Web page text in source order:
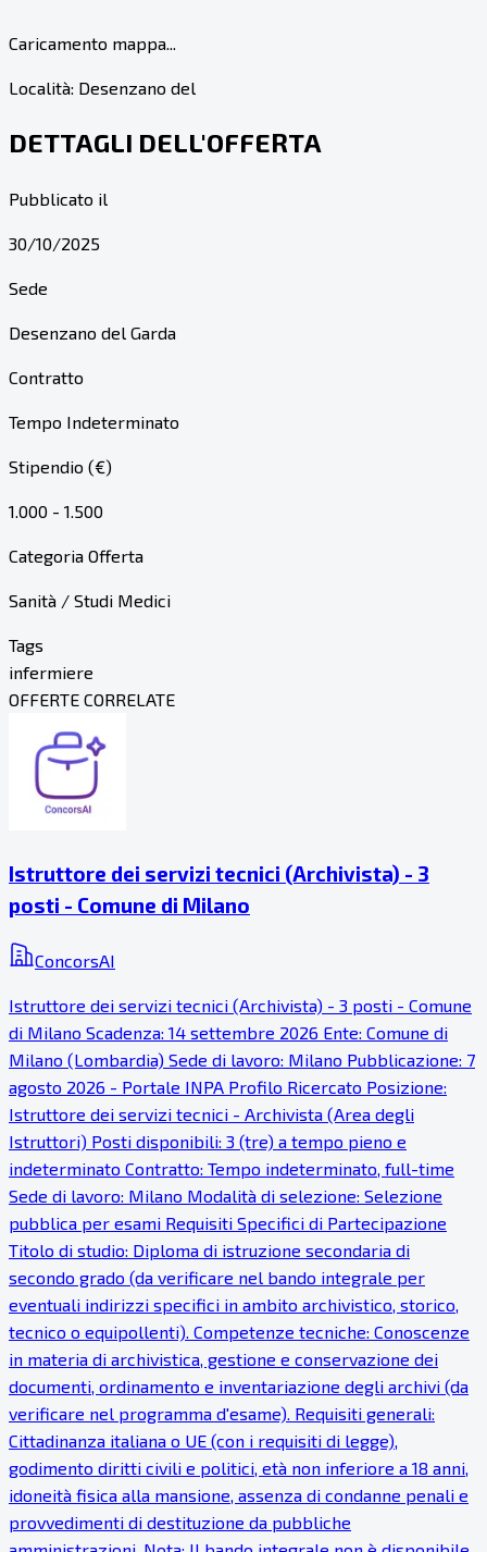
Caricamento mappa...
Località: Desenzano del
DETTAGLI DELL'OFFERTA
Pubblicato il
30/10/2025
Sede
Desenzano del Garda
Contratto
Tempo Indeterminato
Stipendio (€)
1.000 - 1.500
Categoria Offerta
Sanità / Studi Medici
Tags
infermiere
OFFERTE CORRELATE
Istruttore dei servizi tecnici (Archivista) - 3
posti - Comune di Milano
ConcorsAI
Istruttore dei servizi tecnici (Archivista) - 3 posti - Comune
di Milano Scadenza: 14 settembre 2026 Ente: Comune di
Milano (Lombardia) Sede di lavoro: Milano Pubblicazione: 7
agosto 2026 - Portale INPA Profilo Ricercato Posizione:
Istruttore dei servizi tecnici - Archivista (Area degli
Istruttori) Posti disponibili: 3 (tre) a tempo pieno e
indeterminato Contratto: Tempo indeterminato, full-time
Sede di lavoro: Milano Modalità di selezione: Selezione
pubblica per esami Requisiti Specifici di Partecipazione
Titolo di studio: Diploma di istruzione secondaria di
secondo grado (da verificare nel bando integrale per
eventuali indirizzi specifici in ambito archivistico, storico,
tecnico o equipollenti). Competenze tecniche: Conoscenze
in materia di archivistica, gestione e conservazione dei
documenti, ordinamento e inventariazione degli archivi (da
verificare nel programma d'esame). Requisiti generali:
Cittadinanza italiana o UE (con i requisiti di legge),
godimento diritti civili e politici, età non inferiore a 18 anni,
idoneità fisica alla mansione, assenza di condanne penali e
provvedimenti di destituzione da pubbliche